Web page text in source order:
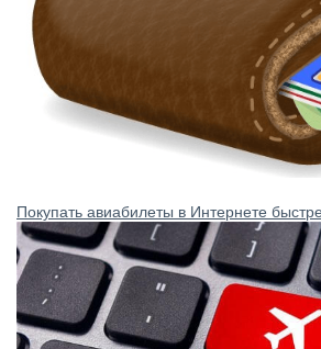
Покупать авиабилеты в Интернете